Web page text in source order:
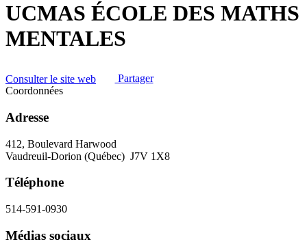
UCMAS ÉCOLE DES MATHS
MENTALES
Consulter le site web
Partager
Coordonnées
Adresse
412, Boulevard Harwood
Vaudreuil-Dorion (Québec) J7V 1X8
Téléphone
514-591-0930
Médias sociaux